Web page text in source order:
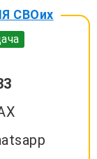
СВОих